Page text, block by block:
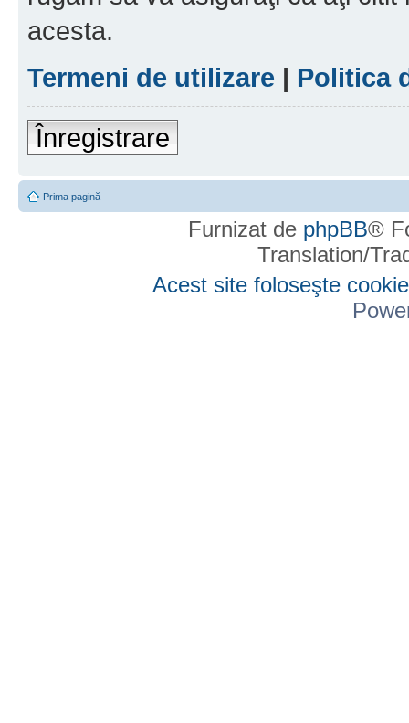
acesta.
Termeni de utilizare | Politica
Înregistrare
Prima pagină
Furnizat de phpBB®
Translation/
Acest site foloseşte